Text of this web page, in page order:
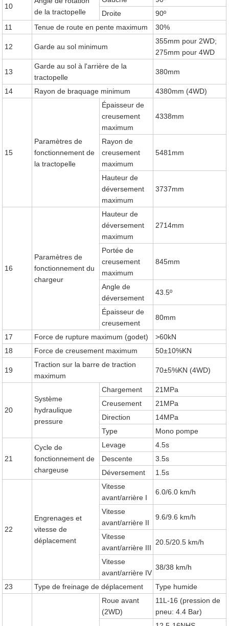
10
de la tractopelle
Droite
90º
11
Tenue de route en pente maximum 30%
12 Garde au sol minimum
355mm pour 2WD;
275mm pour 4WD
13
Garde au sol à l'arrière de la
tractopelle
380mm
14 Rayon de braquage minimum 4380mm (4WD)
15
Paramètres de
fonctionnement de
la tractopelle
Épaisseur de
creusement
maximum
4338mm
Rayon de
creusement
maximum
5481mm
Hauteur de
déversement
maximum
3737mm
16
Paramètres de
fonctionnement du
chargeur
Hauteur de
déversement
maximum
2714mm
Portée de
creusement
maximum
845mm
Angle de
déversement
43.5º
Épaisseur de
creusement
80mm
17 Force de rupture maximum (godet)
>60kN
18
Force de creusement maximum 50±10%KN
19
Traction sur la barre de traction
maximum
70±5%KN (4WD)
20
Système
hydraulique
pressure
Chargement
21MPa
Creusement
21MPa
Direction
14MPa
Type
Mono pompe
21
Cycle de
fonctionnement de
chargeuse
Levage
4.5s
Descente
3.5s
Déversement
1.5s
22
Engrenages et
vitesse de
déplacement
Vitesse
avant/arrière I
6.0/6.0 km/h
Vitesse
avant/arrière II
9.6/9.6 km/h
Vitesse
avant/arrière III
20.5/20.5 km/h
Vitesse
avant/arrière IV
38/38 km/h
23 Type de freinage de déplacement
Type humide
Roue avant
(2WD)
11L-16 (pression de
pneu: 4.4 Bar)